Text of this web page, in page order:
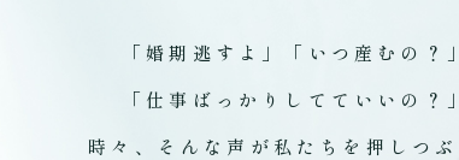
「婚期逃すよ」「いつ産むの？」
「仕事ばっかりしてていいの？」
時々、そんな声が私たちを押しつ